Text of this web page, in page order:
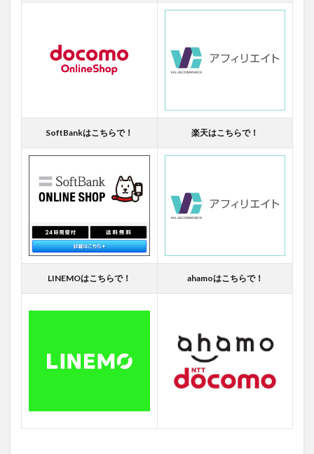
SoftBankはこちらで！ 楽天はこちらで！
LINEMOはこちらで！ ahamoはこちらで！